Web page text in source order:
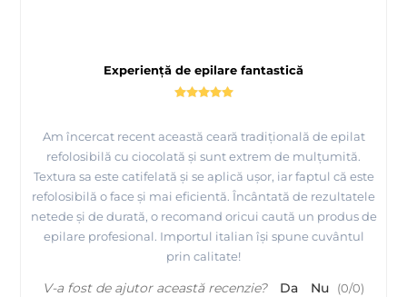
Experiență de epilare fantastică
Am încercat recent această ceară tradițională de epilat
refolosibilă cu ciocolată și sunt extrem de mulțumită.
Textura sa este catifelată și se aplică ușor, iar faptul că este
refolosibilă o face și mai eficientă. Încântată de rezultatele
netede și de durată, o recomand oricui caută un produs de
epilare profesional. Importul italian își spune cuvântul
prin calitate!
V-a fost de ajutor această recenzie? Da Nu (0/0)